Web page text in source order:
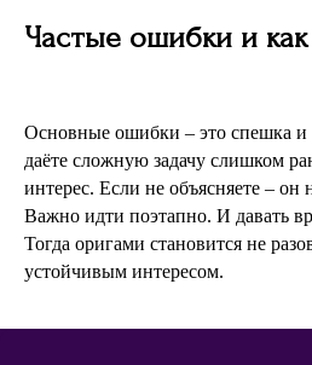
Частые ошибки и
Основные ошибки – это спешка и
даёте сложную задачу слишком
интерес. Если не объясняете – он
Важно идти поэтапно. И давать
Тогда оригами становится не
устойчивым интересом.